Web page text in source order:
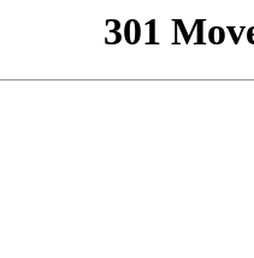
301